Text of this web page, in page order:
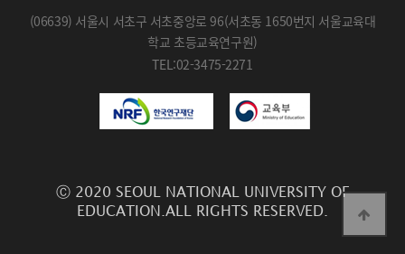
(06639) 서울시 서초구 서초중앙로 96(서초동 1650번지 서울교육대
학교 초등교육연구원)
TEL:02-3475-2271
Ⓒ 2020 SEOUL NATIONAL UNIVERSITY OF
EDUCATION.ALL RIGHTS RESERVED.